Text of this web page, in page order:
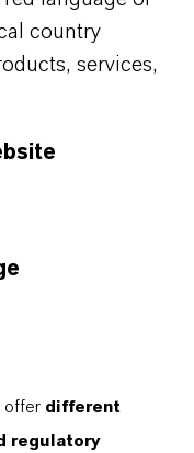
领域整合到特
加剂产品并提
country
services,
offer different
regulatory